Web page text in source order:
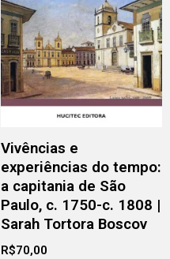
Vivências e
experiências do tempo:
a capitania de São
Paulo, c. 1750-c. 1808 |
Sarah Tortora Boscov
R$70,00